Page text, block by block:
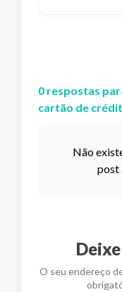
0 respostas
cartão de
Não
post
O seu endereço